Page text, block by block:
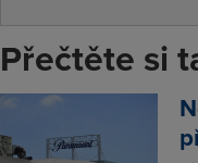
Přečtěte si